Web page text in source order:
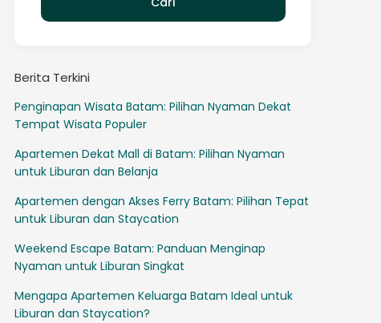
Berita Terkini
Penginapan Wisata Batam: Pilihan Nyaman Dekat
Tempat Wisata Populer
Apartemen Dekat Mall di Batam: Pilihan Nyaman
untuk Liburan dan Belanja
Apartemen dengan Akses Ferry Batam: Pilihan Tepat
untuk Liburan dan Staycation
Weekend Escape Batam: Panduan Menginap
Nyaman untuk Liburan Singkat
Mengapa Apartemen Keluarga Batam Ideal untuk
Liburan dan Staycation?